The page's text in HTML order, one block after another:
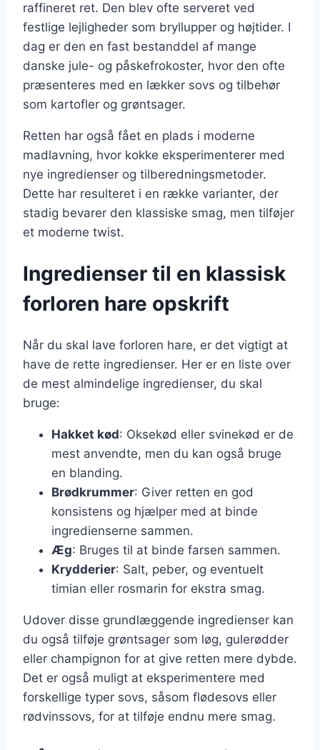
raffineret ret. Den blev ofte serveret ved
festlige lejligheder som bryllupper og højtider. I
dag er den en fast bestanddel af mange
danske jule- og påskefrokoster, hvor den ofte
præsenteres med en lækker sovs og tilbehør
som kartofler og grøntsager.
Retten har også fået en plads i moderne
madlavning, hvor kokke eksperimenterer med
nye ingredienser og tilberedningsmetoder.
Dette har resulteret i en række varianter, der
stadig bevarer den klassiske smag, men tilføjer
et moderne twist.
Ingredienser til en klassisk
forloren hare opskrift
Når du skal lave forloren hare, er det vigtigt at
have de rette ingredienser. Her er en liste over
de mest almindelige ingredienser, du skal
bruge:
Hakket kød: Oksekød eller svinekød er de
mest anvendte, men du kan også bruge
en blanding.
Brødkrummer: Giver retten en god
konsistens og hjælper med at binde
ingredienserne sammen.
Æg: Bruges til at binde farsen sammen.
Krydderier: Salt, peber, og eventuelt
timian eller rosmarin for ekstra smag.
Udover disse grundlæggende ingredienser kan
du også tilføje grøntsager som løg, gulerødder
eller champignon for at give retten mere dybde.
Det er også muligt at eksperimentere med
forskellige typer sovs, såsom flødesovs eller
rødvinssovs, for at tilføje endnu mere smag.